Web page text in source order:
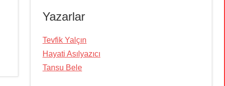
Yazarlar
Tevfik Yalçın
Hayati Asılyazıcı
Tansu Bele